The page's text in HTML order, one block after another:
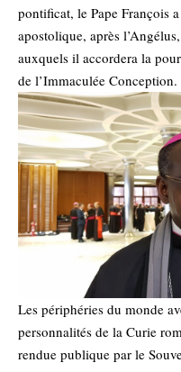
pontificat, le Pape François
apostolique, après
auxquels il accordera la
de l’Immaculée Conception.
Les périphéries du monde
personnalités de la Curie
rendue publique par le